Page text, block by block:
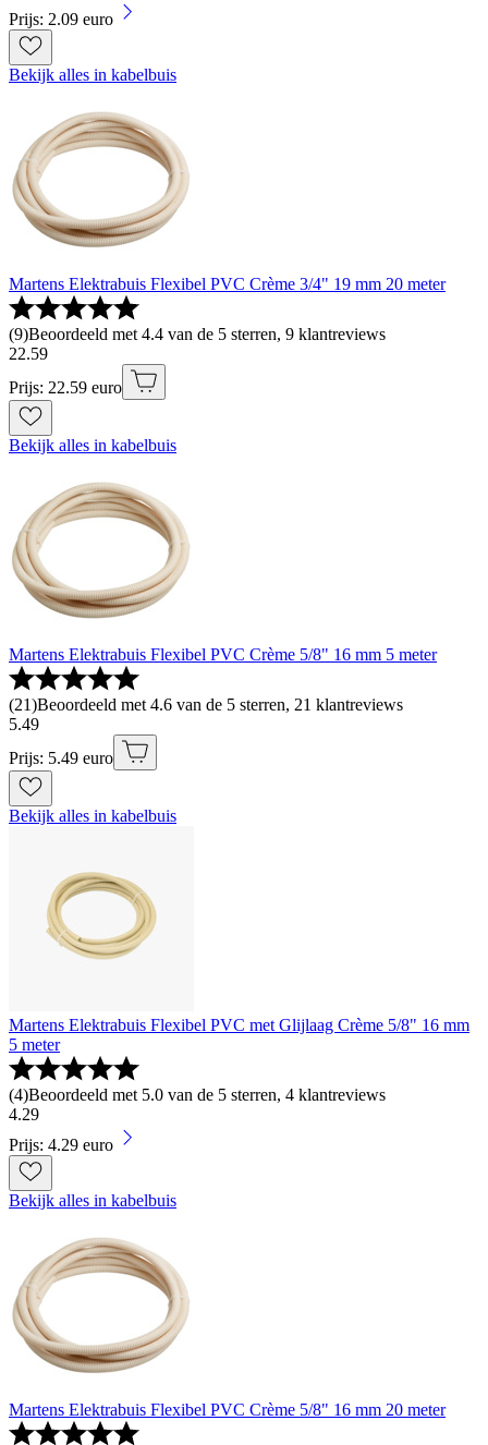
Prijs: 2.09 euro
Bekijk alles in kabelbuis
Martens Elektrabuis Flexibel PVC Crème 3/4" 19 mm 20 meter
(9)Beoordeeld met 4.4 van de 5 sterren, 9 klantreviews
22.59
Prijs: 22.59 euro
Bekijk alles in kabelbuis
Martens Elektrabuis Flexibel PVC Crème 5/8" 16 mm 5 meter
(21)Beoordeeld met 4.6 van de 5 sterren, 21 klantreviews
5.49
Prijs: 5.49 euro
Bekijk alles in kabelbuis
Martens Elektrabuis Flexibel PVC met Glijlaag Crème 5/8" 16 mm
5 meter
(4)Beoordeeld met 5.0 van de 5 sterren, 4 klantreviews
4.29
Prijs: 4.29 euro
Bekijk alles in kabelbuis
Martens Elektrabuis Flexibel PVC Crème 5/8" 16 mm 20 meter